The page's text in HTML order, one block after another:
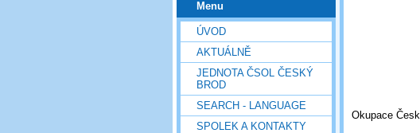
Menu
ÚVOD
AKTUÁLNĚ
JEDNOTA ČSOL ČESKÝ
BROD
SEARCH - LANGUAGE
SPOLEK A KONTAKTY
Okupace